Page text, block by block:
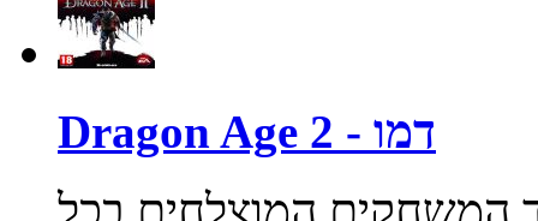
Dragon Age 2 - דמו